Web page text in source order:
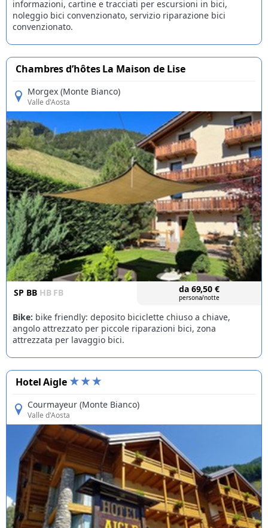
informazioni, cartine e tracciati per escursioni in bici,
noleggio bici convenzionato, servizio riparazione bici
convenzionato.
Chambres d’hôtes La Maison de Lise
Morgex (Monte Bianco)
Valle d'Aosta
SP BB HB FB da 69,50 €
persona/notte
Bike: bike friendly: deposito biciclette chiuso a chiave,
angolo attrezzato per piccole riparazioni bici, zona
attrezzata per lavaggio bici.
Hotel Aigle
Courmayeur (Monte Bianco)
Valle d'Aosta